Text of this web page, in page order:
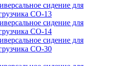
сидение для
CO-13
сидение для
CO-14
сидение для
CO-30